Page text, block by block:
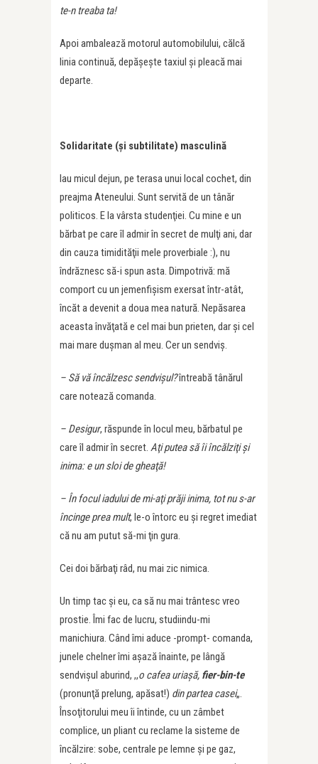
te-n treaba ta!
Apoi ambalează motorul automobilului, călcă
linia continuă, depăşeşte taxiul şi pleacă mai
departe.
Solidaritate (şi subtilitate) masculină
Iau micul dejun, pe terasa unui local cochet, din
preajma Ateneului. Sunt servită de un tânăr
politicos. E la vârsta studenţiei. Cu mine e un
bărbat pe care îl admir în secret de mulţi ani, dar
din cauza timidităţii mele proverbiale :), nu
îndrăznesc să-i spun asta. Dimpotrivă: mă
comport cu un jemenfişism exersat într-atât,
încăt a devenit a doua mea natură. Nepăsarea
aceasta învăţată e cel mai bun prieten, dar şi cel
mai mare duşman al meu. Cer un sendviş.
– Să vă încălzesc sendvişul?întreabă tânărul
care notează comanda.
– Desigur, răspunde în locul meu, bărbatul pe
care îl admir în secret. Aţi putea să îi încălziţi şi
inima: e un sloi de gheaţă!
– În focul iadului de mi-aţi prăji inima, tot nu s-ar
încinge prea mult, le-o întorc eu şi regret imediat
că nu am putut să-mi ţin gura.
Cei doi bărbaţi râd, nu mai zic nimica.
Un timp tac şi eu, ca să nu mai trântesc vreo
prostie. Îmi fac de lucru, studiindu-mi
manichiura. Când îmi aduce -prompt- comanda,
junele chelner îmi aşază înainte, pe lângă
sendvişul aburind, ,,o cafea uriaşă, fier-bin-te
(pronunţă prelung, apăsat!) din partea casei„.
Însoţitorului meu îi întinde, cu un zâmbet
complice, un pliant cu reclame la sisteme de
încălzire: sobe, centrale pe lemne şi pe gaz,